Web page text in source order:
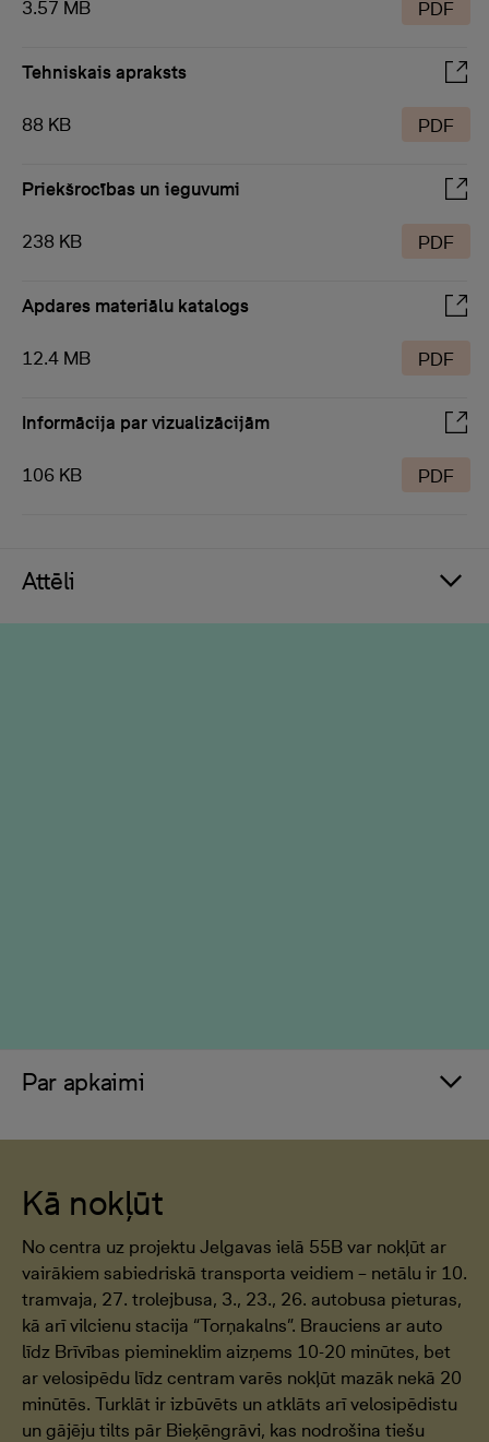
3.57 MB PDF
Tehniskais apraksts
88 KB PDF
Priekšrocības un ieguvumi
238 KB PDF
Apdares materiālu katalogs
12.4 MB PDF
Informācija par vizualizācijām
106 KB PDF
Attēli
Par apkaimi
Kā nokļūt
No centra uz projektu Jelgavas ielā 55B var nokļūt ar
vairākiem sabiedriskā transporta veidiem – netālu ir 10.
tramvaja, 27. trolejbusa, 3., 23., 26. autobusa pieturas,
kā arī vilcienu stacija “Torņakalns”. Brauciens ar auto
līdz Brīvības piemineklim aizņems 10-20 minūtes, bet
ar velosipēdu līdz centram varēs nokļūt mazāk nekā 20
minūtēs. Turklāt ir izbūvēts un atklāts arī velosipēdistu
un gājēju tilts pār Bieķēngrāvi, kas nodrošina tiešu